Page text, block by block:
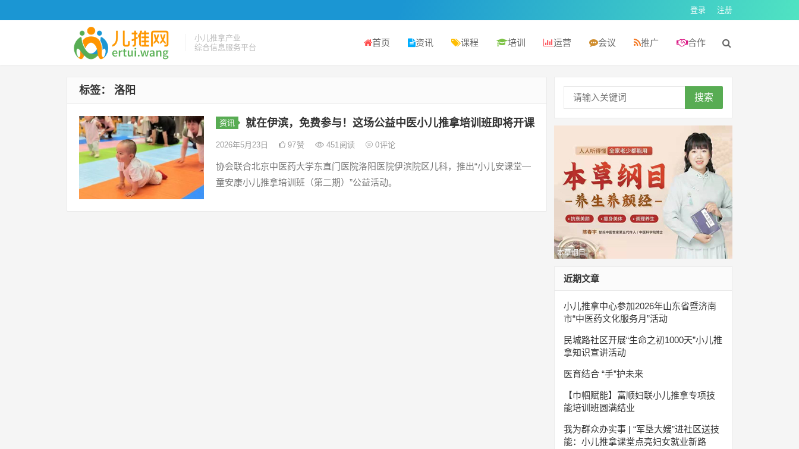
登录 注册
小儿推拿产业
综合信息服务平台
首页 资讯 课程 培训 运营 会议 推广 合作
标签： 洛阳
资讯 就在伊滨，免费参与！这场公益中医小儿推拿培训班即将开课
2026年5月23日 97赞 451阅读 0评论
协会联合北京中医药大学东直门医院洛阳医院伊滨院区儿科，推出“小儿安课堂—
童安康小儿推拿培训班（第二期）”公益活动。
搜索
本草纲目
近期文章
小儿推拿中心参加2026年山东省暨济南
市“中医药文化服务月”活动
民城路社区开展“生命之初1000天”小儿推
拿知识宣讲活动
医育结合 “手”护未来
【巾帼赋能】富顺妇联小儿推拿专项技
能培训班圆满结业
我为群众办实事 | “军垦大嫂”进社区送技
能：小儿推拿课堂点亮妇女就业新路